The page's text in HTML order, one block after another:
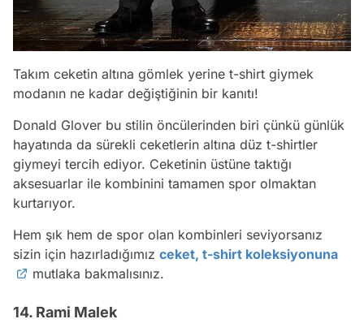
Takım ceketin altına gömlek yerine t-shirt giymek
modanın ne kadar değiştiğinin bir kanıtı!
Donald Glover bu stilin öncülerinden biri çünkü günlük
hayatında da sürekli ceketlerin altına düz t-shirtler
giymeyi tercih ediyor. Ceketinin üstüne taktığı
aksesuarlar ile kombinini tamamen spor olmaktan
kurtarıyor.
Hem şık hem de spor olan kombinleri seviyorsanız
sizin için hazırladığımız ceket, t-shirt koleksiyonuna
mutlaka bakmalısınız.
14. Rami Malek